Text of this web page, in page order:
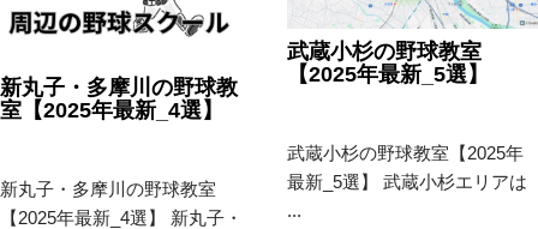
新丸子・多摩川の野球教
室【2025年最新_4選】
新丸子・多摩川の野球教室
【2025年最新_4選】 新丸子・
武蔵小杉の野球教室
【2025年最新_5選】
武蔵小杉の野球教室【2025年
最新_5選】 武蔵小杉エリアは
...